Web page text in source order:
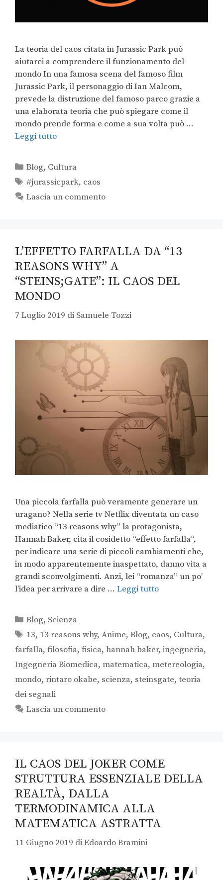
La teoria del caos citata in Jurassic Park può
aiutarci a comprendere il funzionamento del
mondo In una famosa scena del famoso film
Jurassic Park, il personaggio di Ian Malcom,
prevede la distruzione del famoso parco grazie a
una elaborata teoria che può spiegare come il
mondo prende forma e come a sua volta può …
Leggi tutto
Blog, Cultura
#jurassicpark, caos
Lascia un commento
L’EFFETTO FARFALLA DA “13
REASONS WHY” A
“STEINS;GATE”: IL CAOS DEL
MONDO
7 Luglio 2019 di Samuele Tozzi
Una piccola farfalla può veramente generare un
uragano? Nella serie tv Netflix diventata un caso
mediatico “13 reasons why” la protagonista,
Hannah Baker, cita il cosidetto “effetto farfalla“,
per indicare una serie di piccoli cambiamenti che,
in modo apparentemente inaspettato, danno vita a
grandi sconvolgimenti. Anzi, lei “romanza” un po’
l’idea per arrivare a dire … Leggi tutto
Blog, Scienza
13, 13 reasons why,Anime,Blog, caos, Cultura,
farfalla, filosofia, fisica, hannah baker, ingegneria,
Ingegneria Biomedica, matematica, metereologia,
mondo, rintaro okabe, scienza, steinsgate, teoria
dei segnali
Lascia un commento
IL CAOS DEL JOKER COME
STRUTTURA ESSENZIALE DELLA
REALTÀ, DALLA
TERMODINAMICA ALLA
MATEMATICA ASTRATTA
11 Giugno 2019 diEdoardo Bramini